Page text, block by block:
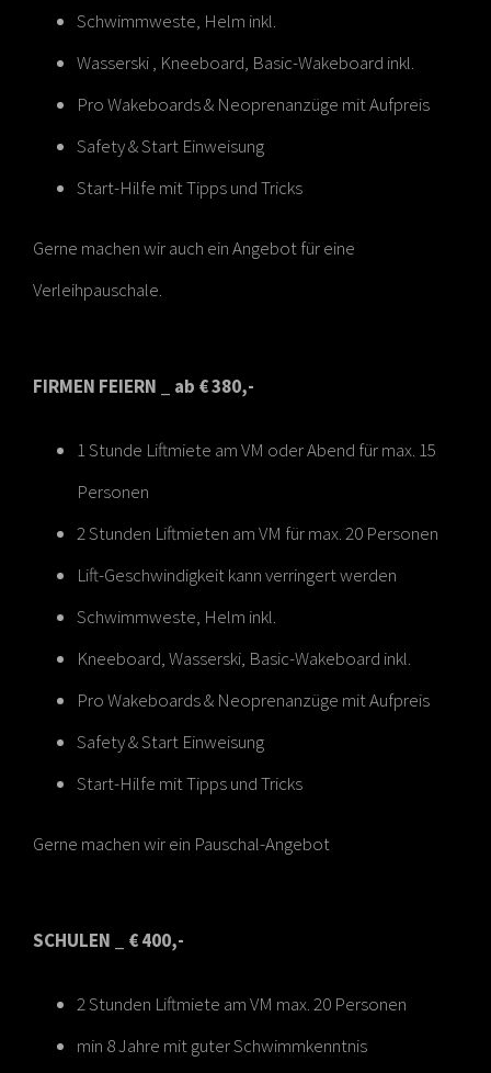
Schwimmweste, Helm inkl.
Wasserski , Kneeboard, Basic-Wakeboard inkl.
Pro Wakeboards & Neoprenanzüge mit Aufpreis
Safety & Start Einweisung
Start-Hilfe mit Tipps und Tricks
Gerne machen wir auch ein Angebot für eine
Verleihpauschale.
FIRMEN FEIERN _ ab € 380,-
1 Stunde Liftmiete am VM oder Abend für max. 15
Personen
2 Stunden Liftmieten am VM für max. 20 Personen
Lift-Geschwindigkeit kann verringert werden
Schwimmweste, Helm inkl.
Kneeboard, Wasserski, Basic-Wakeboard inkl.
Pro Wakeboards & Neoprenanzüge mit Aufpreis
Safety & Start Einweisung
Start-Hilfe mit Tipps und Tricks
Gerne machen wir ein Pauschal-Angebot
SCHULEN _ € 400,-
2 Stunden Liftmiete am VM max. 20 Personen
min 8 Jahre mit guter Schwimmkenntnis